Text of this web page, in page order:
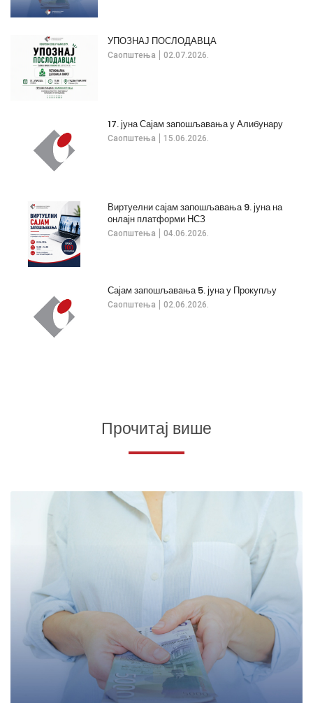
Саопштења 02.07.2026.
УПОЗНАЈ ПОСЛОДАВЦА
Саопштења 15.06.2026.
17. јуна Сајам запошљавања у Алибунару
Саопштења 04.06.2026.
Виртуелни сајам запошљавања 9. јуна на
онлајн платформи НСЗ
Саопштења 02.06.2026.
Сајам запошљавања 5. јуна у Прокупљу
Прочитај више